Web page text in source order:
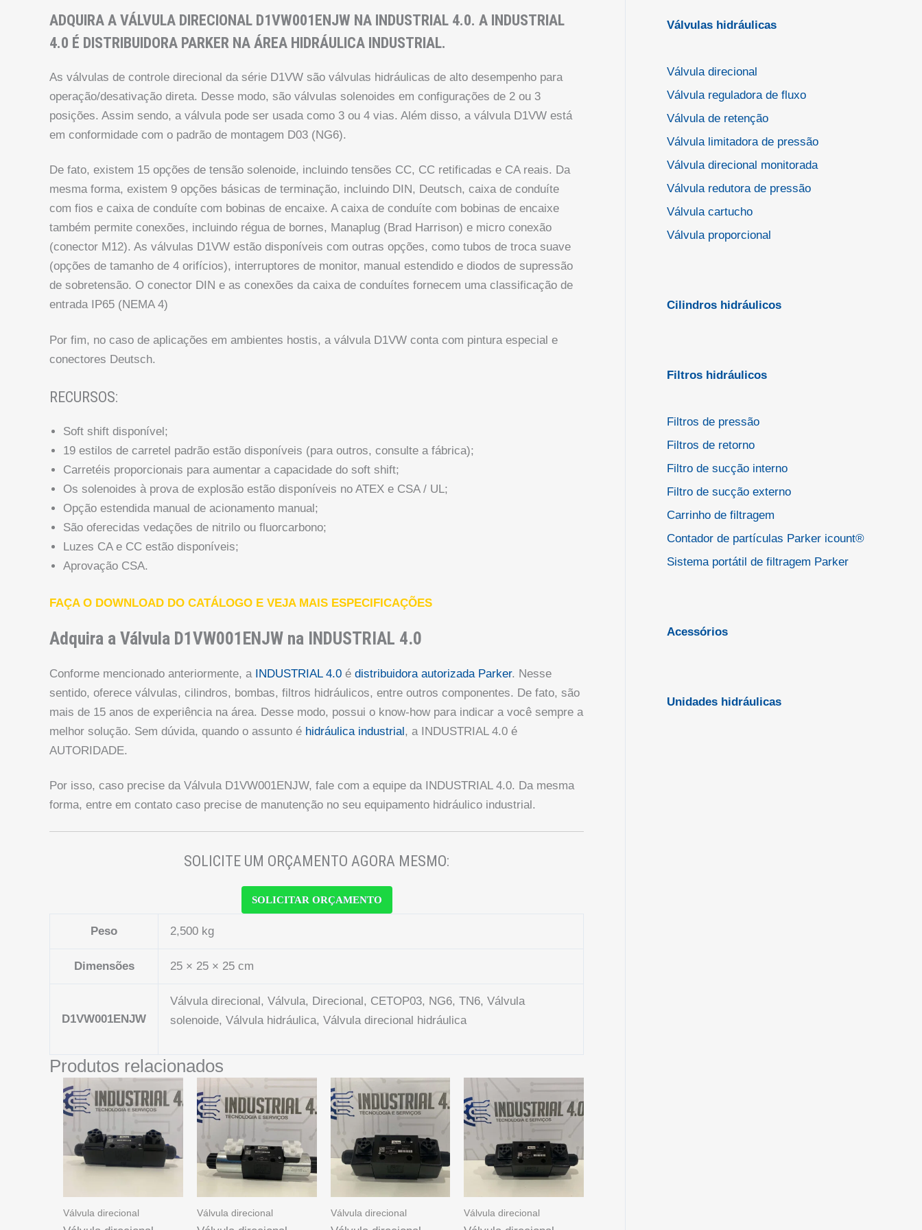
ADQUIRA A VÁLVULA DIRECIONAL D1VW001ENJW NA INDUSTRIAL 4.0. A INDUSTRIAL
4.0 É DISTRIBUIDORA PARKER NA ÁREA HIDRÁULICA INDUSTRIAL.
As válvulas de controle direcional da série D1VW são válvulas hidráulicas de alto desempenho para
operação/desativação direta. Desse modo, são válvulas solenoides em configurações de 2 ou 3
posições. Assim sendo, a válvula pode ser usada como 3 ou 4 vias. Além disso, a válvula D1VW está
em conformidade com o padrão de montagem D03 (NG6).
De fato, existem 15 opções de tensão solenoide, incluindo tensões CC, CC retificadas e CA reais. Da
mesma forma, existem 9 opções básicas de terminação, incluindo DIN, Deutsch, caixa de conduíte
com fios e caixa de conduíte com bobinas de encaixe. A caixa de conduíte com bobinas de encaixe
também permite conexões, incluindo régua de bornes, Manaplug (Brad Harrison) e micro conexão
(conector M12). As válvulas D1VW estão disponíveis com outras opções, como tubos de troca suave
(opções de tamanho de 4 orifícios), interruptores de monitor, manual estendido e diodos de supressão
de sobretensão. O conector DIN e as conexões da caixa de conduítes fornecem uma classificação de
entrada IP65 (NEMA 4)
Por fim, no caso de aplicações em ambientes hostis, a válvula D1VW conta com pintura especial e
conectores Deutsch.
RECURSOS:
Soft shift disponível;
19 estilos de carretel padrão estão disponíveis (para outros, consulte a fábrica);
Carretéis proporcionais para aumentar a capacidade do soft shift;
Os solenoides à prova de explosão estão disponíveis no ATEX e CSA / UL;
Opção estendida manual de acionamento manual;
São oferecidas vedações de nitrilo ou fluorcarbono;
Luzes CA e CC estão disponíveis;
Aprovação CSA.
FAÇA O DOWNLOAD DO CATÁLOGO E VEJA MAIS ESPECIFICAÇÕES
Adquira a Válvula D1VW001ENJW na INDUSTRIAL 4.0
Conforme mencionado anteriormente, a INDUSTRIAL 4.0 é distribuidora autorizada Parker. Nesse
sentido, oferece válvulas, cilindros, bombas, filtros hidráulicos, entre outros componentes. De fato, são
mais de 15 anos de experiência na área. Desse modo, possui o know-how para indicar a você sempre a
melhor solução. Sem dúvida, quando o assunto é hidráulica industrial, a INDUSTRIAL 4.0 é
AUTORIDADE.
Por isso, caso precise da Válvula D1VW001ENJW, fale com a equipe da INDUSTRIAL 4.0. Da mesma
forma, entre em contato caso precise de manutenção no seu equipamento hidráulico industrial.
SOLICITE UM ORÇAMENTO AGORA MESMO:
SOLICITAR ORÇAMENTO
Peso 2,500 kg
Dimensões 25 × 25 × 25 cm
D1VW001ENJW
Válvula direcional, Válvula, Direcional, CETOP03, NG6, TN6, Válvula
solenoide, Válvula hidráulica, Válvula direcional hidráulica
Produtos relacionados
Válvula direcional Válvula direcional Válvula direcional Válvula direcional
Válvulas hidráulicas
Válvula direcional
Válvula reguladora de fluxo
Válvula de retenção
Válvula limitadora de pressão
Válvula direcional monitorada
Válvula redutora de pressão
Válvula cartucho
Válvula proporcional
Cilindros hidráulicos
Filtros hidráulicos
Filtros de pressão
Filtros de retorno
Filtro de sucção interno
Filtro de sucção externo
Carrinho de filtragem
Contador de partículas Parker icount®
Sistema portátil de filtragem Parker
Acessórios
Unidades hidráulicas